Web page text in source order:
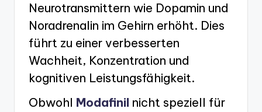
Neurotransmittern wie Dopamin und
Noradrenalin im Gehirn erhöht. Dies
führt zu einer verbesserten
Wachheit, Konzentration und
kognitiven Leistungsfähigkeit.
Obwohl Modafinil nicht speziell für